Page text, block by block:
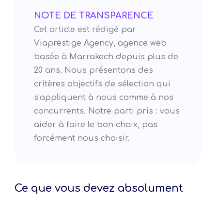
NOTE DE TRANSPARENCE
Cet article est rédigé par
Viaprestige Agency, agence web
basée à Marrakech depuis plus de
20 ans. Nous présentons des
critères objectifs de sélection qui
s’appliquent à nous comme à nos
concurrents. Notre parti pris : vous
aider à faire le bon choix, pas
forcément nous choisir.
Ce que vous devez absolument